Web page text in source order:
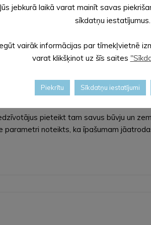
pasākuma apmeklētājiem ļaus
centra izveidei
pieteikt tam savus būvju un
noteikts, ka īpašumam
Jūs jebkurā laikā varat mainīt savas
sīkdatņu iestatījumus.
vairāk informācijas par tīmekļvietnē
varat klikšķinot uz šīs saites
Piekrītu Sīkdatņu iestatījumi